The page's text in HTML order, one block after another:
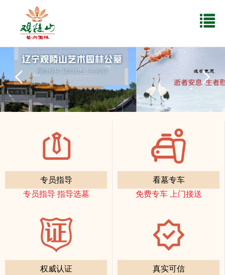
专员指导
专员指导 指导选墓
看墓专车
免费专车 上门接送
权威认证
真实可信